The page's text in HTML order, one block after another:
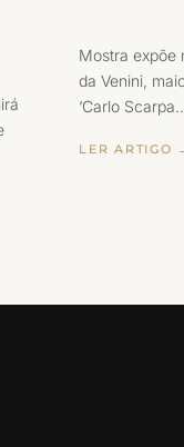
Mostra expõe
da Venini,
‘Carlo
LER ARTIGO